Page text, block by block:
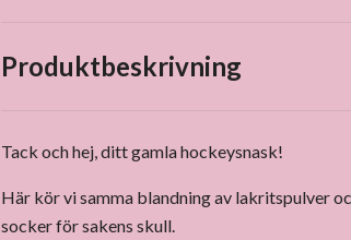
Produktbeskrivning
Tack och hej, ditt gamla hockeysnask!
Här kör vi samma blandning av lakritspulver
socker för sakens skull.